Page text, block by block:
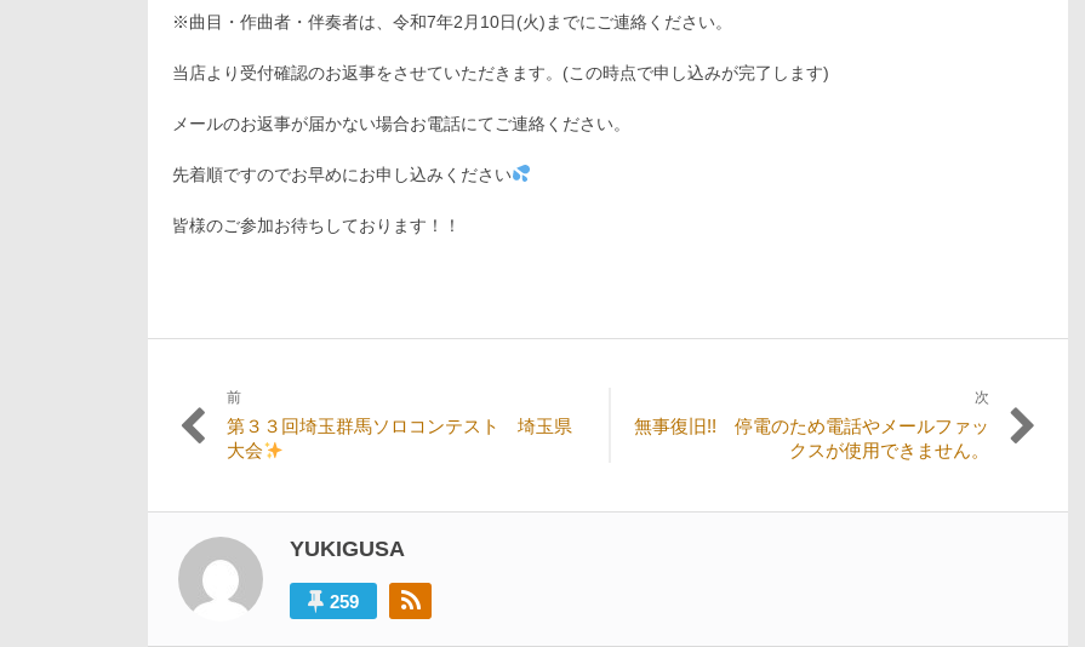
※曲目・作曲者・伴奏者は、令和7年2月10日(火)までにご連絡ください。
当店より受付確認のお返事をさせていただきます。(この時点で申し込みが完了します)
メールのお返事が届かない場合お電話にてご連絡ください。
先着順ですのでお早めにお申し込みください
皆様のご参加お待ちしております！！
投
稿
ビ
ゲ
ー
前
過
去
稿:
第３３回埼玉群馬ソロコンテスト 埼玉県
大会
次
次
無事復旧!! 停電のため電話やメールファッ
クスが使用できません。
YUKIGUSA
259